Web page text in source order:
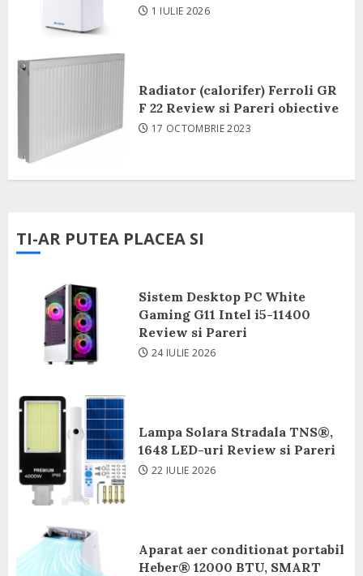
1 IULIE 2026
Radiator (calorifer) Ferroli GR
F 22 Review si Pareri obiective
17 OCTOMBRIE 2023
TI-AR PUTEA PLACEA SI
Sistem Desktop PC White
Gaming G11 Intel i5-11400
Review si Pareri
24 IULIE 2026
Lampa Solara Stradala TNS®,
1648 LED-uri Review si Pareri
22 IULIE 2026
Aparat aer conditionat portabil
Heber® 12000 BTU, SMART